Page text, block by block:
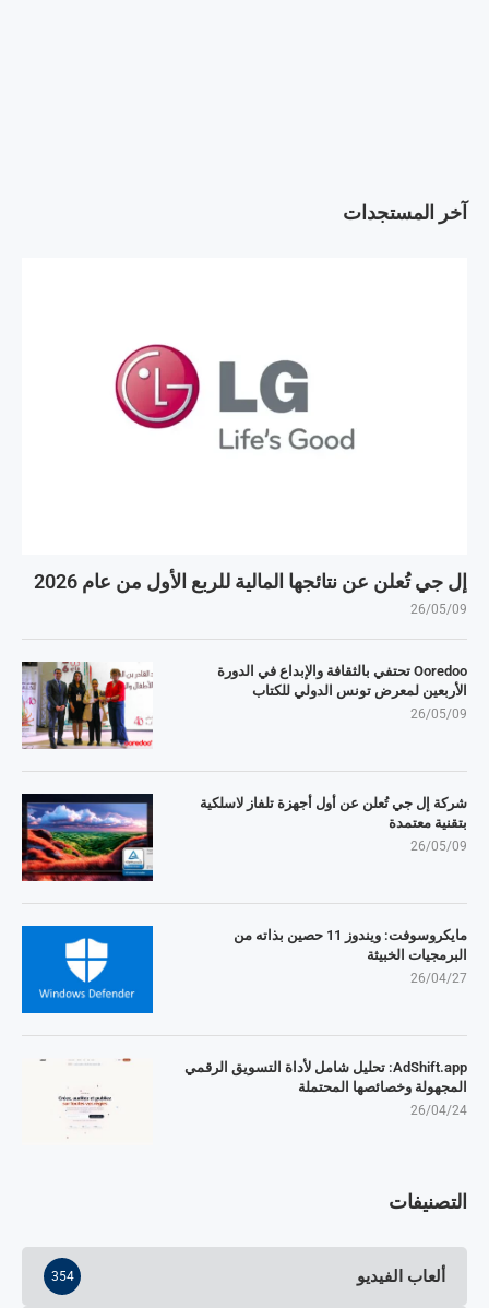
آخر المستجدات
إل جي تُعلن عن نتائجها المالية للربع الأول من عام 2026
26/05/09
Ooredoo تحتفي بالثقافة والإبداع في الدورة
الأربعين لمعرض تونس الدولي للكتاب
26/05/09
شركة إل جي تُعلن عن أول أجهزة تلفاز لاسلكية
بتقنية معتمدة
26/05/09
مايكروسوفت: ويندوز 11 حصين بذاته من
البرمجيات الخبيثة
26/04/27
AdShift.app: تحليل شامل لأداة التسويق الرقمي
المجهولة وخصائصها المحتملة
26/04/24
التصنيفات
ألعاب الفيديو 354